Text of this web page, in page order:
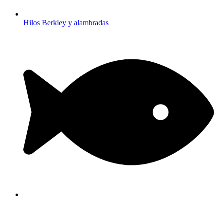
Hilos Berkley y alambradas